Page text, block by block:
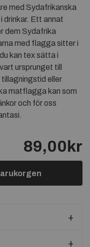
med Sydafrikanska
drinkar. Ett annat
dem Sydafrika
med flagga sitter i
kan tex sätta i
ursprunget till
eller
matflagga kan som
och för oss
89,00kr